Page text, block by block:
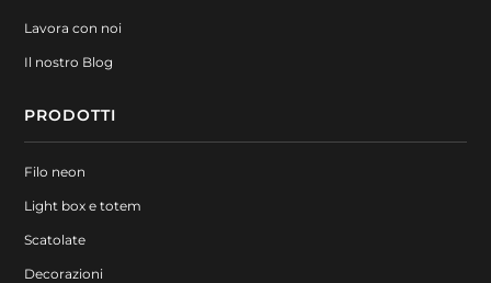
Lavora con noi
Il nostro Blog
PRODOTTI
Filo neon
Light box e totem
Scatolate
Decorazioni